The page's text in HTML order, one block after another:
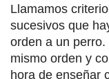
Llamamos
sucesivos que
orden a un
mismo orden y
hora de enseñar